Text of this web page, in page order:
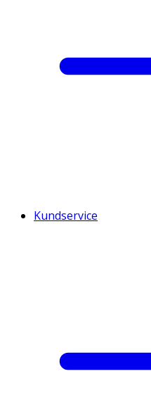
Kundservice